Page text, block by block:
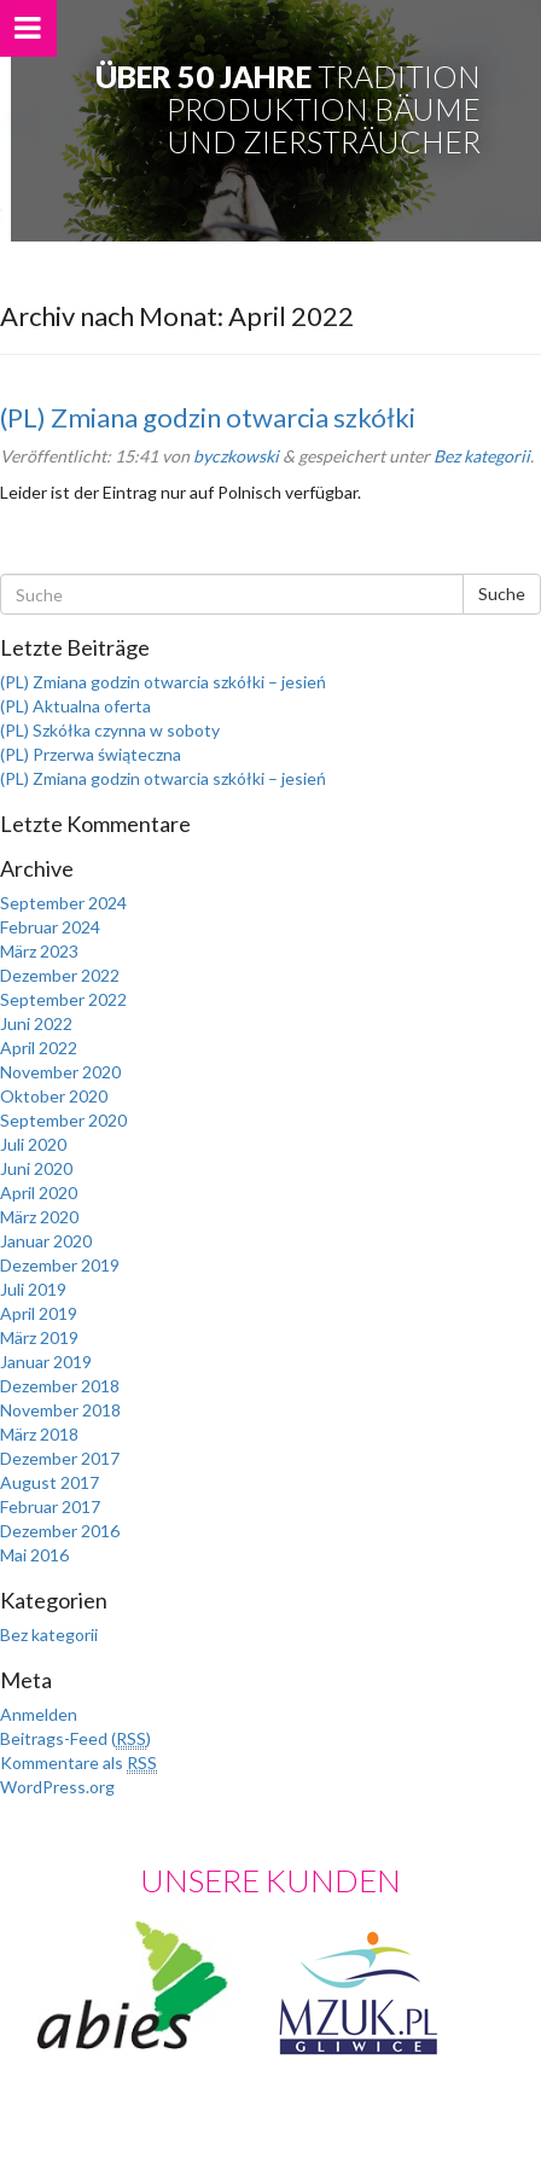
ÜBER 50 JAHRETRADITION
PRODUKTION BÄUME
UND ZIERSTRÄUCHER
Archiv nach Monat:April 2022
(PL) Zmiana godzin otwarcia szkółki
Veröffentlicht: 15:41 von byczkowski & gespeichert unterBez kategorii.
Leider ist der Eintrag nur auf Polnisch verfügbar.
Suche
Letzte Beiträge
(PL) Zmiana godzin otwarcia szkółki – jesień
(PL) Aktualna oferta
(PL) Szkółka czynna w soboty
(PL) Przerwa świąteczna
(PL) Zmiana godzin otwarcia szkółki – jesień
Letzte Kommentare
Archive
September 2024
Februar 2024
März 2023
Dezember 2022
September 2022
Juni 2022
April 2022
November 2020
Oktober 2020
September 2020
Juli 2020
Juni 2020
April 2020
März 2020
Januar 2020
Dezember 2019
Juli 2019
April 2019
März 2019
Januar 2019
Dezember 2018
November 2018
März 2018
Dezember 2017
August 2017
Februar 2017
Dezember 2016
Mai 2016
Kategorien
Bez kategorii
Meta
Anmelden
Beitrags-Feed (RSS)
Kommentare als RSS
WordPress.org
UNSERE KUNDEN